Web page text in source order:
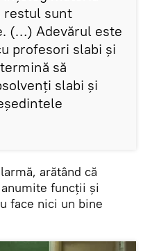
restul sunt
(…) Adevărul este
profesori slabi şi
să
slabi şi
arătând că
funcţii şi
face nici un bine